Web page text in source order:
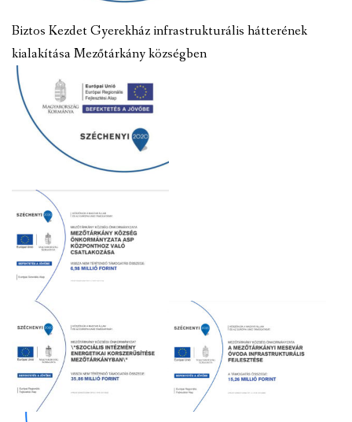
Biztos Kezdet Gyerekház infrastrukturális hátterének
kialakítása Mezőtárkány községben